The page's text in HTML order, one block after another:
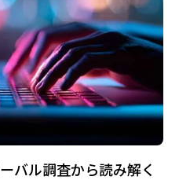
バル調査から読み解く